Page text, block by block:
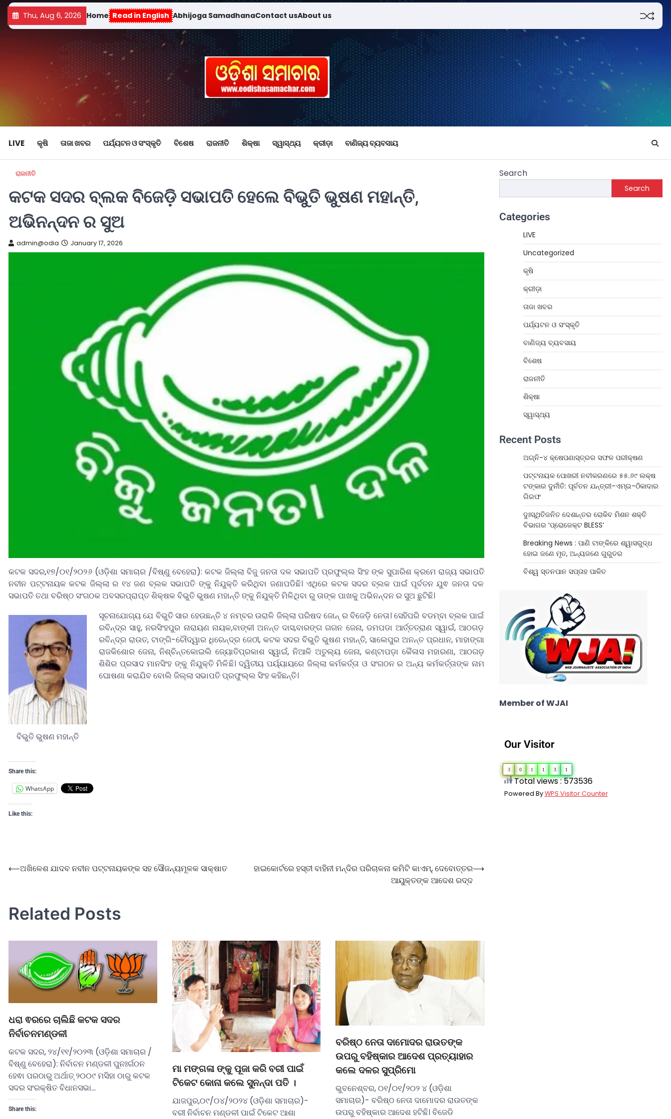
Thu, Aug 6, 2026 Home Read in English Abhijoga SamadhanaContact usAbout us
LIVE କୃଷି ତାଜା ଖବର ପର୍ଯ୍ୟଟନ ଓ ସଂସ୍କୃତି ବିଶେଷ ରାଜନୀତି ଶିକ୍ଷା ସ୍ୱାସ୍ଥ୍ୟ କ୍ରୀଡ଼ା ବାଣିଜ୍ୟ ବ୍ୟବସାୟ
ରାଜନୀତି
କଟକ ସଦର ବ୍ଲକ ବିଜେଡ଼ି ସଭାପତି ହେଲେ ବିଭୁତି ଭୁଷଣ ମହାନ୍ତି,
ଅଭିନନ୍ଦନ ର ସୁଅ
admin@odia January 17, 2026
କଟକ ସଦର,୧୭/୦୧/୨୦୨୬ (ଓଡ଼ିଶା ସମାଚାର /ବିଷ୍ଣୁ ବେହେରା): କଟକ ଜିଲ୍ଲା ବିଜୁ ଜନତା ଦଳ ସଭାପତି ପ୍ରଫୁଲ୍ଲ ସିଂହ ଙ୍କ ସୁପାରିଶ କ୍ରମେ ରାଜ୍ୟ ସଭାପତି
ନବୀନ ପଟ୍ଟନାୟକ କଟକ ଜିଲ୍ଲା ର ୧୪ ଜଣ ବ୍ଲକ ସଭାପତି ଙ୍କୁ ନିଯୁକ୍ତି କରିଥିବା ଜଣାପଡିଛି। ଏଥିରେ କଟକ ସଦର ବ୍ଲକ ପାଇଁ ପୂର୍ବତନ ଯୁଵ ଜନତା ଦଳ
ସଭାପତି ତଥା ବରିଷ୍ଠ ସଂଗଠକ ଅବସରପ୍ରାପ୍ତ ଶିକ୍ଷକ ବିଭୁତି ଭୁଷଣ ମହାନ୍ତି ଙ୍କୁ ନିଯୁକ୍ତି ମିଳିଥିବା ରୁ ତାଙ୍କ ପାଖକୁ ଅଭିନନ୍ଦନ ର ସୁଅ ଛୁଟିଛି।
ବିଭୁତି ଭୁଷଣ ମହାନ୍ତି
ସୂଚନାଯୋଗ୍ୟ ଯେ ବିଭୁତି ସାର ହେଉଛନ୍ତି ୪ ନମ୍ବର ଉରାଳି ଜିଲ୍ଲା ପରିଷଦ ଜୋନ୍ ର ବିଜେଡ଼ି ନେତା। ସେହିପରି ବଡମ୍ବା ବ୍ଲକ ପାଇଁ
ରବିନ୍ଦ୍ର ସାହୁ, ନରସିଂହପୁର ନାରାୟଣ ନାୟକ,ବାଙ୍କୀ ଅନନ୍ତ ଦାସ,ବାରଙ୍ଗ ଗଗନ ଜେନା, ଡମପଡା ଆର୍ତ୍ତତ୍ରାଣ ସ୍ୱାଇଁ, ଆଠଗଡ଼
ରବିନ୍ଦ୍ର ରାଉତ, ଟାଙ୍ଗି-ଚୌଦ୍ୱାର ଧିରେନ୍ଦ୍ର ଜେଠୀ, କଟକ ସଦର ବିଭୁତି ଭୁଷଣ ମହାନ୍ତି, ସାଲେପୁର ଅନନ୍ତ ପ୍ରଧାନ, ମାହାଙ୍ଗା
ରାଜକିଶୋର ଜେନା, ନିଶ୍ଚିନ୍ତକୋଇଲି ଜ୍ୟୋତିପ୍ରକାଶ ସ୍ୱାଇଁ, ନିଆଳି ଅତୁଲ୍ୟ ଜେନା, କଣ୍ଟାପଡ଼ା କୈଳାସ ମହାରଣା, ଆଠଗଡ଼
ଶିଶିର ପ୍ରସାଦ ମାନସିଂହ ଙ୍କୁ ନିଯୁକ୍ତି ମିଳିଛି। ଦ୍ୱିତୀୟ ପର୍ୟ୍ୟାୟରେ ଜିଲ୍ଲା କର୍ମକର୍ତ୍ତା ଓ ସଂଗଠନ ର ଅନ୍ୟ କର୍ମକର୍ତ୍ତାଙ୍କ ନାମ
ଘୋଷଣା କରାଯିବ ବୋଲି ଜିଲ୍ଲା ସଭାପତି ପ୍ରଫୁଲ୍ଲ ସିଂହ କହିଛନ୍ତି।
Share this:
WhatsApp
Like this:
⟵ଅଖିଳେଶ ଯାଦବ ନବୀନ ପଟ୍ଟନାୟକଙ୍କ ସହ ସୌଜନ୍ୟମୂଳକ ସାକ୍ଷାତ
ହାଇକୋର୍ଟରେ ହସ୍ତୀ ବାହିନୀ ମନ୍ଦିର ପରିଚାଳନା କମିଟି କାଏମ୍, ଦେବୋତ୍ତର
ଆୟୁକ୍ତଙ୍କ ଆଦେଶ ରଦ୍ଦ
⟶
Related Posts
ଧରା ଵରରେ ଚାଲିଛି କଟକ ସଦର
ନିର୍ବାଚନମଣ୍ଡଳୀ
କଟକ ସଦର, ୨୪/୧୧/୨୦୨୩ (ଓଡ଼ିଶା ସମାଚାର /
ବିଷ୍ଣୁ ବେହେରା): ନିର୍ବାଚନ ମଣ୍ଡଳୀ ପୁନଃର୍ଗଠନ
ହେଵା ପରଠାରୁ ଅର୍ଥାତ୍ ୨୦୦୯ ମସିହା ଠାରୁ କଟକ
ସଦର ସଂରକ୍ଷିତ ବିଧାନସଭା…
Share this:
ମା ମଙ୍ଗଳା ଙ୍କୁ ପୂଜା କରି ବରୀ ପାଇଁ
ଟିକେଟ କୋନା କଲେ ସୁନନ୍ଦା ପତି ।
ଯାଜପୁର,୦୯/୦୪/୨୦୨୪ (ଓଡ଼ିଶା ସମାଚାର)-
ବରୀ ନିର୍ବାଚନ ମଣ୍ଡଳୀ ପାଇଁ ଟିକେଟ ଆଶା
ବରିଷ୍ଠ ନେତା ଦାମୋଦର ରାଉତଙ୍କ
ଉପରୁ ବହିଷ୍କାର ଆଦେଶ ପ୍ରତ୍ୟାହାର
କଲେ ଦଳର ସୁପ୍ରିମୋ
ଭୁବନେଶ୍ବର, ୦୧/୦୧/୨୦୨ ୪ (ଓଡ଼ିଶା
ସମାଚାର)- ବରିଷ୍ଠ ନେତା ଦାମୋଦର ରାଉତଙ୍କ
ଉପରୁ ବହିଷ୍କାର ଆଦେଶ ହଟିଛି। ବିଜେଡି
Search
Search
Categories
LIVE
Uncategorized
କୃଷି
କ୍ରୀଡ଼ା
ତାଜା ଖବର
ପର୍ଯ୍ୟଟନ ଓ ସଂସ୍କୃତି
ବାଣିଜ୍ୟ ବ୍ୟବସାୟ
ବିଶେଷ
ରାଜନୀତି
ଶିକ୍ଷା
ସ୍ୱାସ୍ଥ୍ୟ
Recent Posts
ଅଗ୍ନି-୪ କ୍ଷେପଣାସ୍ତ୍ରର ସଫଳ ପରୀକ୍ଷଣ
ପଟ୍ଟନାୟକ ପୋଖରୀ ନବୀକରଣରେ ୫୫.୬୯ ଲକ୍ଷ
ଟଙ୍କାର ଦୁର୍ନୀତି: ପୂର୍ବତନ ଯନ୍ତ୍ରୀ-ଏମ୍‌ଇ-ଠିକାଦାର
ଗିରଫ
ଦୁଃସ୍ଥିତିଜନିତ ଦେଶାନ୍ତର ରୋକିବ ମିଶନ ଶକ୍ତି
ବିଭାଗର ‘ପ୍ରୋଜେକ୍ଟ BLESS’
Breaking News : ପାଣି ଟାଙ୍କିରେ ଶ୍ୱାସରୁଦ୍ଧ
ହୋଇ ଜଣେ ମୃତ, ଅନ୍ୟଜଣେ ଗୁରୁତର
ବିଶ୍ୱ ସ୍ତନପାନ ସପ୍ତାହ ପାଳିତ
Member of WJAI
Our Visitor
3 0 1 1 3 1
Total views : 573536
Powered ByWPS Visitor Counter